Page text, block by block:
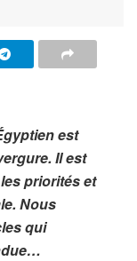
est
Il est
priorités et
Nous
qui